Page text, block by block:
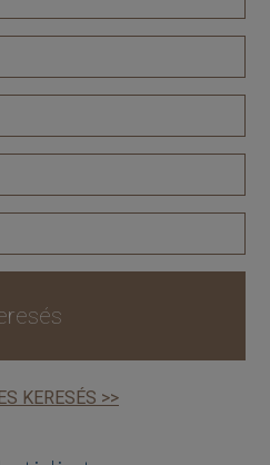
KERESÉS >>